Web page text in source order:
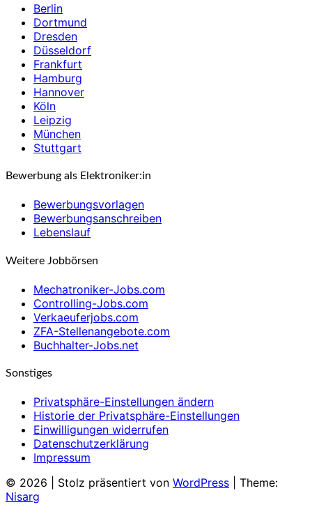
Berlin
Dortmund
Dresden
Düsseldorf
Frankfurt
Hamburg
Hannover
Köln
Leipzig
München
Stuttgart
Bewerbung als Elektroniker:in
Bewerbungsvorlagen
Bewerbungsanschreiben
Lebenslauf
Weitere Jobbörsen
Mechatroniker-Jobs.com
Controlling-Jobs.com
Verkaeuferjobs.com
ZFA-Stellenangebote.com
Buchhalter-Jobs.net
Sonstiges
Privatsphäre-Einstellungen ändern
Historie der Privatsphäre-Einstellungen
Einwilligungen widerrufen
Datenschutzerklärung
Impressum
© 2026
Stolz präsentiert von WordPress
Theme:
Nisarg